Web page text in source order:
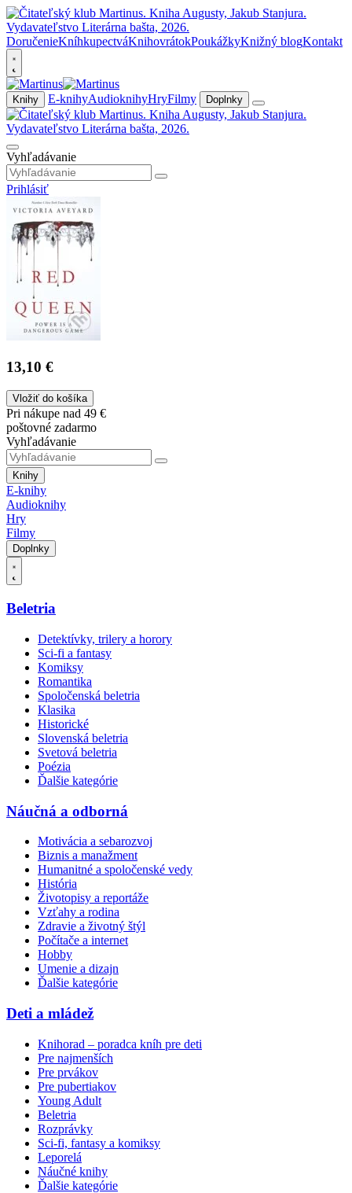
DoručenieKníhkupectváKnihovrátokPoukážkyKnižný blogKontakt
Knihy E-knihyAudioknihyHryFilmy Doplnky
Vyhľadávanie
Prihlásiť
13,10 €
Vložiť do košíka
Pri nákupe nad 49 €
poštovné zadarmo
Vyhľadávanie
Knihy
E-knihy
Audioknihy
Hry
Filmy
Doplnky
Beletria
Detektívky, trilery a horory
Sci-fi a fantasy
Komiksy
Romantika
Spoločenská beletria
Klasika
Historické
Slovenská beletria
Svetová beletria
Poézia
Ďalšie kategórie
Náučná a odborná
Motivácia a sebarozvoj
Biznis a manažment
Humanitné a spoločenské vedy
História
Životopisy a reportáže
Vzťahy a rodina
Zdravie a životný štýl
Počítače a internet
Hobby
Umenie a dizajn
Ďalšie kategórie
Deti a mládež
Knihorad – poradca kníh pre deti
Pre najmenších
Pre prvákov
Pre pubertiakov
Young Adult
Beletria
Rozprávky
Sci-fi, fantasy a komiksy
Leporelá
Náučné knihy
Ďalšie kategórie